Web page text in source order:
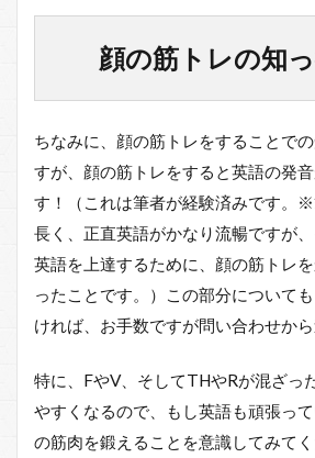
顔の筋トレの知
ちなみに、顔の筋トレをすることで
すが、顔の筋トレをすると英語の発
す！（これは筆者が経験済みです。
長く、正直英語がかなり流暢ですが
英語を上達するために、顔の筋トレ
ったことです。）この部分について
ければ、お手数ですが問い合わせから
特に、FやV、そしてTHやRが混ざっ
やすくなるので、もし英語も頑張っ
の筋肉を鍛えることを意識してみてく